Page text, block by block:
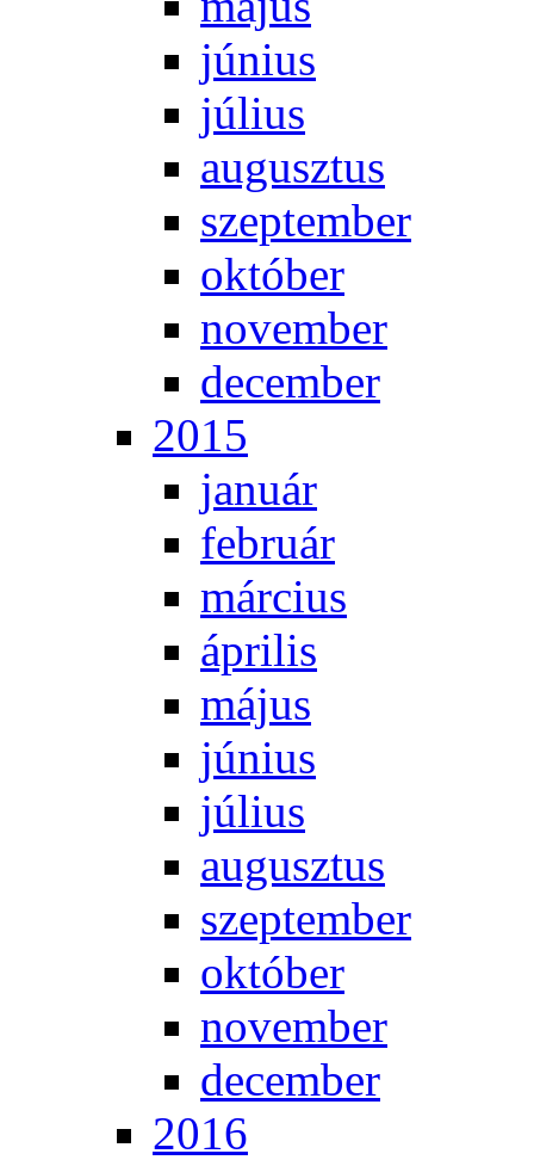
jú­ni­us
jú­li­us
au­gusz­tus
szep­tem­ber
ok­tó­ber
no­vem­ber
de­cem­ber
2015
ja­nu­ár
feb­ru­ár
már­ci­us
áp­ri­lis
má­jus
jú­ni­us
jú­li­us
au­gusz­tus
szep­tem­ber
ok­tó­ber
no­vem­ber
de­cem­ber
2016